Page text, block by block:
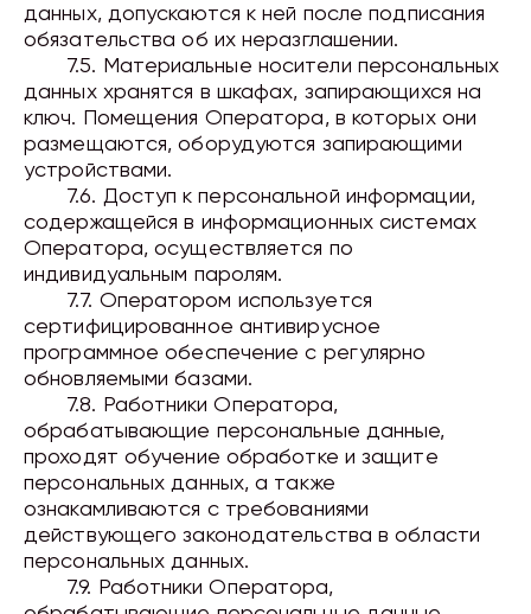
данных, допускаются к ней после подписания
обязательства об их неразглашении.
7.5. Материальные носители персональных
данных хранятся в шкафах, запирающихся на
ключ. Помещения Оператора, в которых они
размещаются, оборудуются запирающими
устройствами.
7.6. Доступ к персональной информации,
содержащейся в информационных системах
Оператора, осуществляется по
индивидуальным паролям.
7.7. Оператором используется
сертифицированное антивирусное
программное обеспечение с регулярно
обновляемыми базами.
7.8. Работники Оператора,
обрабатывающие персональные данные,
проходят обучение обработке и защите
персональных данных, а также
ознакамливаются с требованиями
действующего законодательства в области
персональных данных.
7.9. Работники Оператора,